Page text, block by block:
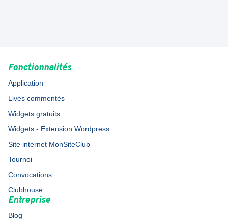
Fonctionnalités
Application
Lives commentés
Widgets gratuits
Widgets - Extension Wordpress
Site internet MonSiteClub
Tournoi
Convocations
Clubhouse
Entreprise
Blog